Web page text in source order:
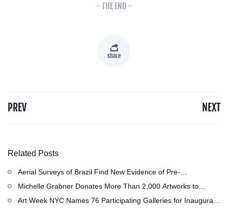
- THE END -
share
PREV NEXT
Related Posts
Aerial Surveys of Brazil Find New Evidence of Pre-
Colombian Civilization
Michelle Grabner Donates More Than 2,000 Artworks to
Wisconsin’s Kohler Arts Center, Now the Most Comprehensive
Art Week NYC Names 76 Participating Galleries for Inaugural